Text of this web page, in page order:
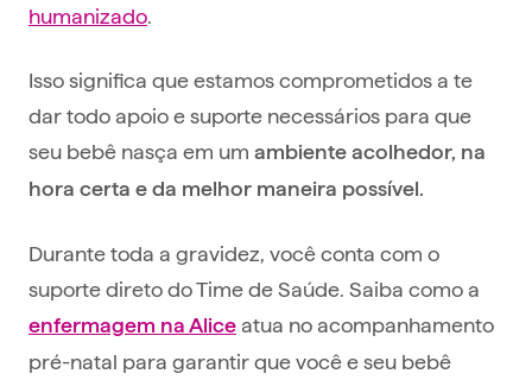
humanizado.
Isso significa que estamos comprometidos a te
dar todo apoio e suporte necessários para que
seu bebê nasça em um ambiente acolhedor, na
hora certa e da melhor maneira possível.
Durante toda a gravidez, você conta com o
suporte direto do Time de Saúde. Saiba como a
enfermagem na Alice atua no acompanhamento
pré-natal para garantir que você e seu bebê